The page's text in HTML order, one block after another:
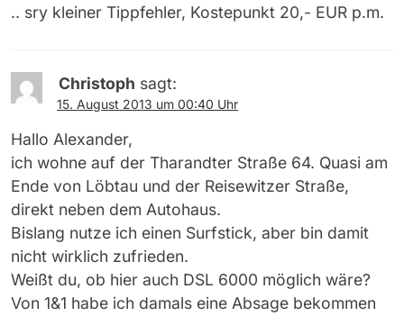
.. sry kleiner Tippfehler, Kostepunkt 20,- EUR p.m.
Christoph sagt:
15. August 2013 um 00:40 Uhr
Hallo Alexander,
ich wohne auf der Tharandter Straße 64. Quasi am
Ende von Löbtau und der Reisewitzer Straße,
direkt neben dem Autohaus.
Bislang nutze ich einen Surfstick, aber bin damit
nicht wirklich zufrieden.
Weißt du, ob hier auch DSL 6000 möglich wäre?
Von 1&1 habe ich damals eine Absage bekommen